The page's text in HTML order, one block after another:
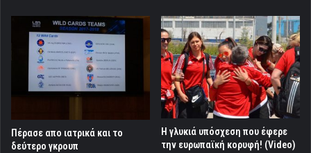
Πέρασε απο ιατρικά και το
δεύτερο γκρουπ
Η γλυκιά υπόσχεση που έφερε
την ευρωπαϊκή κορυφή! (Video)